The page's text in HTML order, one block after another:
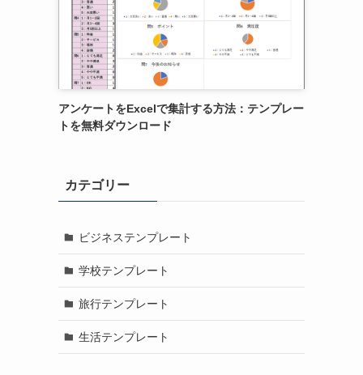
アンケートをExcelで集計する方法：テンプレー
トを無料ダウンロード
カテゴリー
ビジネステンプレート
学校テンプレート
旅行テンプレート
生活テンプレート